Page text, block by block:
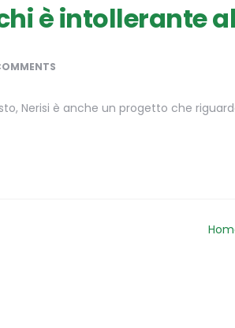
è intollerante
Nerisi è anche un progetto che